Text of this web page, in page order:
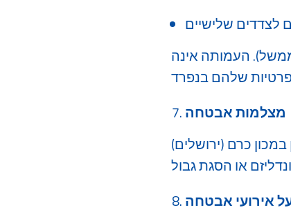
לצדדים שלישיים
ממשל). העמותה אינה
מצלמות אבטחה
כרם (ירושלים)
אירועי אבטחה